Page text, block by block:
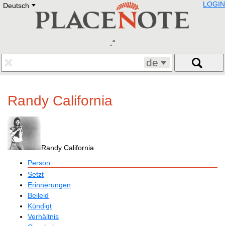
Deutsch E
Deutsch
Francais
Polski
Eestikeelne
LOGIN
de
Randy California
Randy California
Person
Setzt
Erinnerungen
Beileid
Kündigt
Verhältnis